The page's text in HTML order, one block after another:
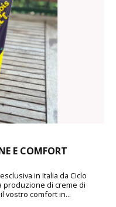
E COMFORT
in Italia da Ciclo
produzione di creme di
vostro comfort in...